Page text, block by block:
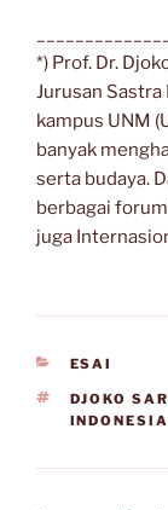
*) Prof. Dr.
Jurusan Sastra
kampus UNM
banyak
serta budaya.
berbagai
juga
ESAI
TAGS
DJOKO